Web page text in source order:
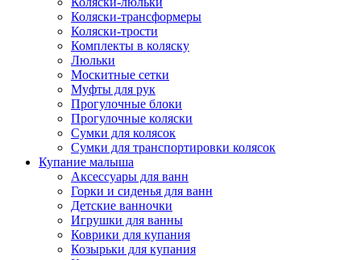
Коляски-трансформеры
Коляски-трости
Комплекты в коляску
Люльки
Москитные сетки
Муфты для рук
Прогулочные блоки
Прогулочные коляски
Сумки для колясок
Сумки для транспортировки колясок
Купание малыша
Аксессуары для ванн
Горки и сиденья для ванн
Детские ванночки
Игрушки для ванны
Коврики для купания
Козырьки для купания